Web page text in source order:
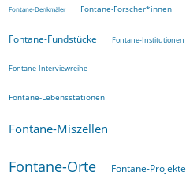
Fontane-Denkmäler Fontane-Forscher*innen
Fontane-Fundstücke Fontane-Institutionen
Fontane-Interviewreihe
Fontane-Lebensstationen
Fontane-Miszellen
Fontane-Orte Fontane-Projekte